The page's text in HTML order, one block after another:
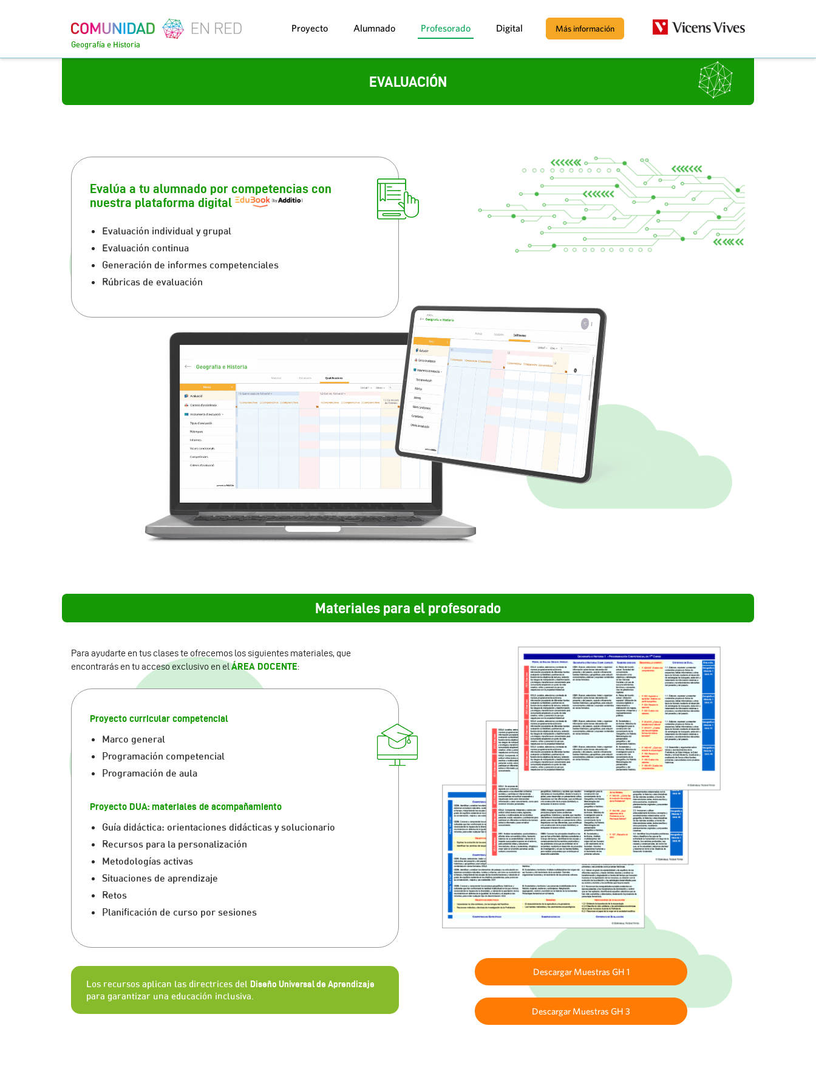
Geografía e Historia
Proyecto Alumnado Profesorado Digital Más información
EVALUACIÓN
Evalúa a tu alumnado por competencias con
nuestra plataforma digital
Evaluación individual y grupal
Evaluación continua
Generación de informes competenciales
Rúbricas de evaluación
Materiales para el profesorado
Para ayudarte en tus clases te ofrecemos los siguientes materiales, que
encontrarás en tu acceso exclusivo en elÁREA DOCENTE:
Proyecto curricular competencial
Marco general
Programación competencial
Programación de aula
Proyecto DUA: materiales de acompañamiento
Guía didáctica: orientaciones didácticas y solucionario
Recursos para la personalización
Metodologías activas
Situaciones de aprendizaje
Retos
Planificación de curso por sesiones
Los recursos aplican las directrices del Diseño Universal de Aprendizaje
para garantizar una educación inclusiva.
Descargar Muestras GH 1
Descargar Muestras GH 3